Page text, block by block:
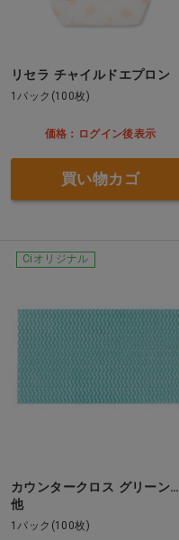
リセラ チャイルドエプロン
1パック(100枚)
価格：ログイン後表示
買い物カゴ
Ciオリジナル
カウンタークロス グリーン…
他
1パック(100枚)